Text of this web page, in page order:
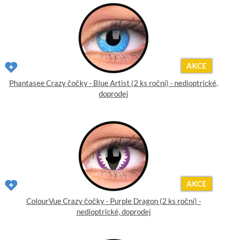
AKCE
Phantasee Crazy čočky - Blue Artist (2 ks roční) - nedioptrické,
doprodej
AKCE
ColourVue Crazy čočky - Purple Dragon (2 ks roční) -
nedioptrické, doprodej